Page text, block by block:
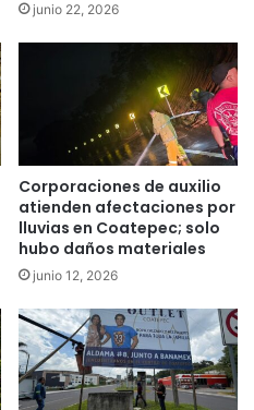
junio 22, 2026
Corporaciones de auxilio
atienden afectaciones por
lluvias en Coatepec; solo
hubo daños materiales
junio 12, 2026